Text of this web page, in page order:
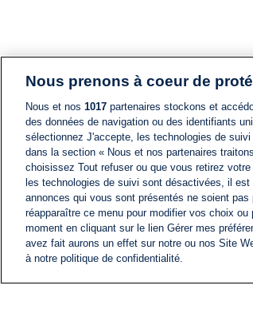
Nous prenons à coeur de
Nous et nos 1017 partenaires stockons et
des données de navigation ou des identifiants
sélectionnez J'accepte, les technologies de
dans la section « Nous et nos partenaires
choisissez Tout refuser ou que vous retirez
les technologies de suivi sont désactivées, il
annonces qui vous sont présentés ne soient
réapparaître ce menu pour modifier vos choix
moment en cliquant sur le lien Gérer mes
avez fait aurons un effet sur notre ou nos Site
à notre politique de confidentialité.